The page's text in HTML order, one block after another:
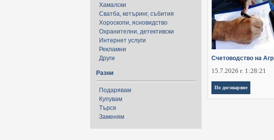
Хамалски
Сватба, кетъринг, събития
Хороскопи, ясновидство
Охранителни, детективски
Интернет услуги
Рекламни
Други
Разни
Подарявам
Купувам
Търся
Заменям
Счетоводство на Агр
15.7.2026 г. 1:28:21
По договаряне